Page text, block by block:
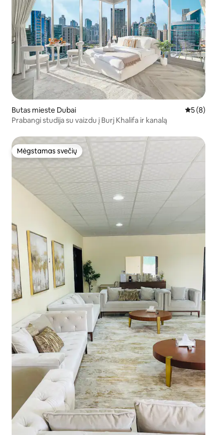
Butas mieste Dubai Vidutinis
5 (8)
Prabangi studija su vaizdu į Burj Khalifa ir kanalą
Mėgstamas svečių
Mėgstamas svečių